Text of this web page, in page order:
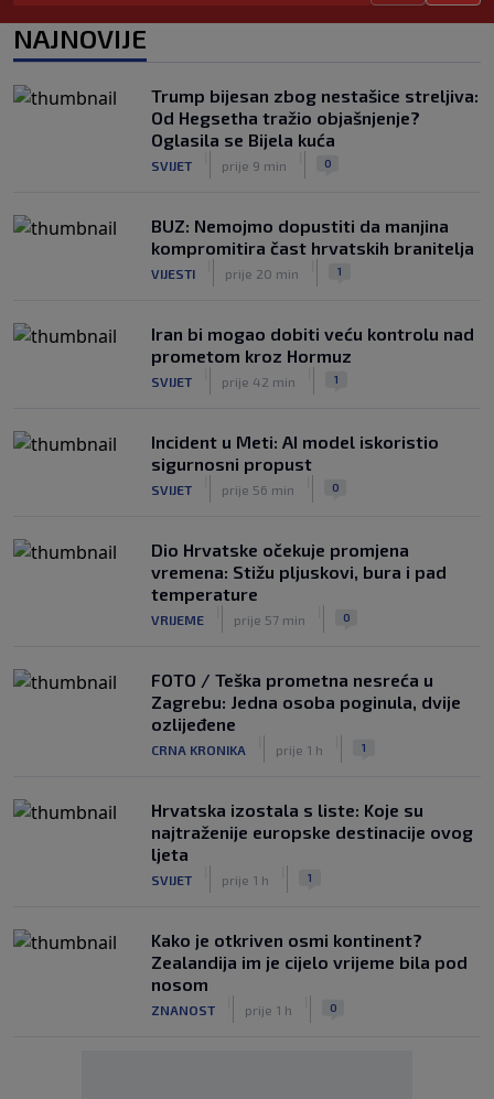
Vatreni u Cityju sve bolji: ‘Kovačić
SK prije 4 h
Luis Figo žestoko prozvao Infantina:
‘Najniže, najlopovskije i kukavički
sebično ponašanje. Mora otići!’
NAJNOVIJE
Trump bijesan zbog nestašice streljiva:
Od Hegsetha tražio objašnjenje?
Oglasila se Bijela kuća
SVIJET prije 9 min 0
BUZ: Nemojmo dopustiti da manjina
kompromitira čast hrvatskih branitelja
VIJESTI prije 20 min 1
Iran bi mogao dobiti veću kontrolu nad
prometom kroz Hormuz
SVIJET prije 42 min 1
Incident u Meti: AI model iskoristio
sigurnosni propust
SVIJET prije 56 min 0
Dio Hrvatske očekuje promjena
vremena: Stižu pljuskovi, bura i pad
temperature
VRIJEME prije 57 min 0
FOTO / Teška prometna nesreća u
Zagrebu: Jedna osoba poginula, dvije
ozlijeđene
CRNA KRONIKA prije 1 h 1
Hrvatska izostala s liste: Koje su
najtraženije europske destinacije ovog
ljeta
SVIJET prije 1 h 1
Kako je otkriven osmi kontinent?
Zealandija im je cijelo vrijeme bila pod
nosom
ZNANOST prije 1 h 0